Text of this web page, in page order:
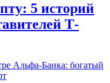
5 историй
Т-